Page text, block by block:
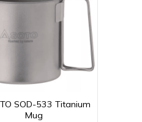
SOD-533 Titanium
Mug